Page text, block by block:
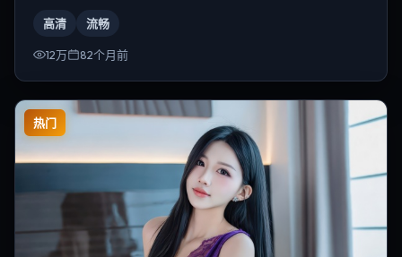
高清 流畅
12万 82个月前
热门